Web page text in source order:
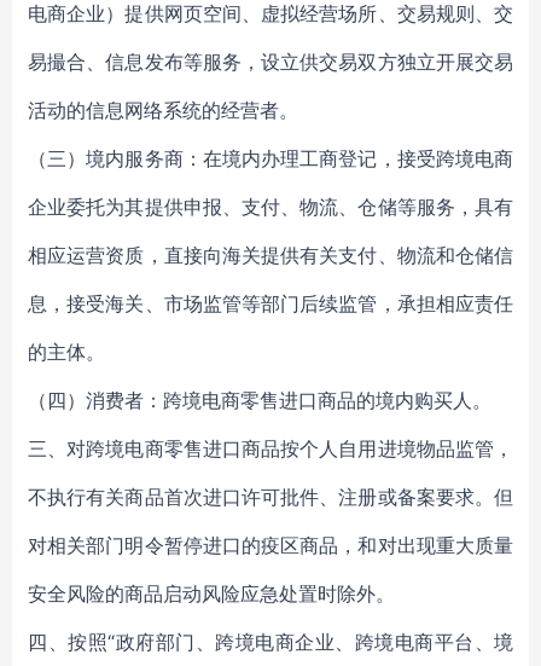
电商企业）提供网页空间、虚拟经营场所、交易规则、交
易撮合、信息发布等服务，设立供交易双方独立开展交易
活动的信息网络系统的经营者。
（三）境内服务商：在境内办理工商登记，接受跨境电商
企业委托为其提供申报、支付、物流、仓储等服务，具有
相应运营资质，直接向海关提供有关支付、物流和仓储信
息，接受海关、市场监管等部门后续监管，承担相应责任
的主体。
（四）消费者：跨境电商零售进口商品的境内购买人。
三、对跨境电商零售进口商品按个人自用进境物品监管，
不执行有关商品首次进口许可批件、注册或备案要求。但
对相关部门明令暂停进口的疫区商品，和对出现重大质量
安全风险的商品启动风险应急处置时除外。
四、按照“政府部门、跨境电商企业、跨境电商平台、境